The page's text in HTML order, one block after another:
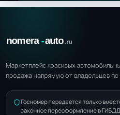
Маркетплейс красивых
продажа напрямую от владельцев по
Госномер передаётся только
законное переоформление в